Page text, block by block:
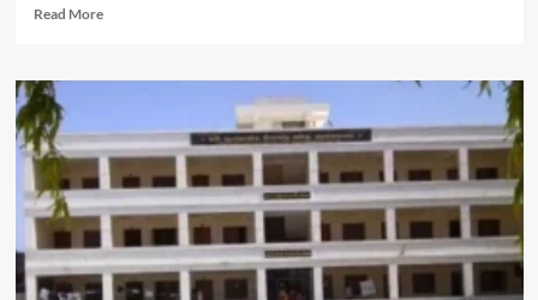
Read MoreRead
Dharamshala
Railway
Station